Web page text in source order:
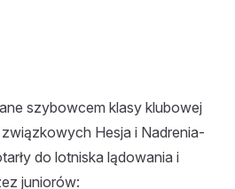
szybowcem klasy klubowej
Hesja i Nadrenia-
do lotniska lądowania i
juniorów: